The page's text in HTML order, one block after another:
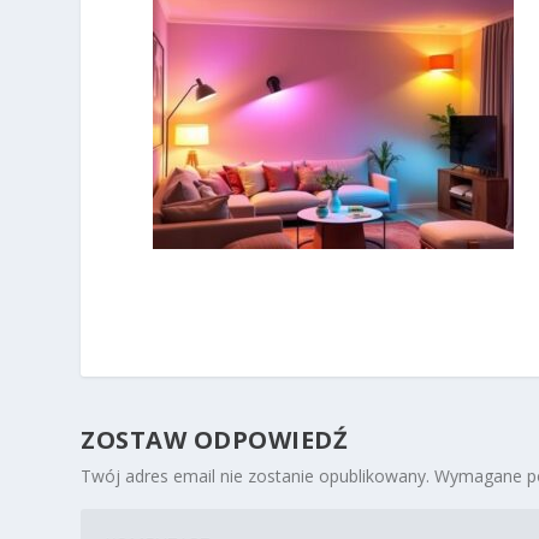
ZOSTAW ODPOWIEDŹ
Twój adres email nie zostanie opublikowany. Wymagane